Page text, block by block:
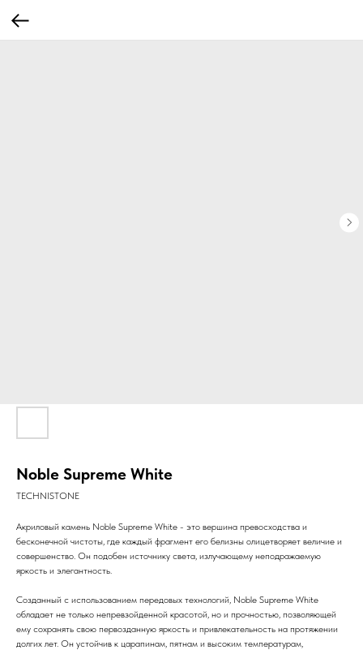
Noble Supreme White
TECHNISTONE
Акриловый камень Noble Supreme White - это вершина превосходства и
бесконечной чистоты, где каждый фрагмент его белизны олицетворяет величие и
совершенство. Он подобен источнику света, излучающему неподражаемую
яркость и элегантность.
Созданный с использованием передовых технологий, Noble Supreme White
обладает не только непревзойденной красотой, но и прочностью, позволяющей
ему сохранять свою первозданную яркость и привлекательность на протяжении
долгих лет. Он устойчив к царапинам, пятнам и высоким температурам,